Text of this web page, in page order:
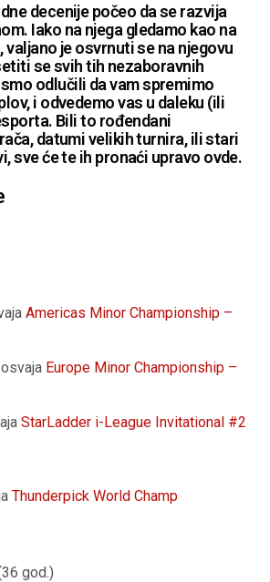
decenije počeo da se razvija
Iako na njega gledamo kao na
je osvrnuti se na njegovu
se svih tih nezaboravnih
odlučili da vam spremimo
i odvedemo vas u daleku (ili
Bili to rođendani
datumi velikih turnira, ili stari
sve će te ih pronaći upravo ovde.
Americas Minor Championship –
osvaja Europe Minor Championship –
StarLadder i-League Invitational #2
Thunderpick World Champ
god.)